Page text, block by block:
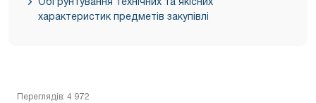
Обґрунтування технічних та якісних
характеристик предметів закупівлі
Переглядів: 4 972